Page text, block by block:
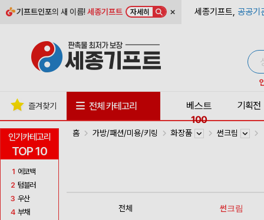
기프트인포의 새 이름!세종기프트 자세히 × 세종기프트, 공공기
인기카테고리
TOP 10
1 에코백
2 텀블러
3 우산
4 부채
즐겨찾기 전체 카테고리
베스트
100
기획전
홈 가방/패션/미용/키링 화장품 썬크림
전체
썬크림